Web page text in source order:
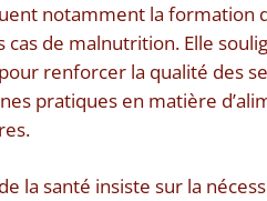
notamment la formation
cas de malnutrition. Elle
renforcer la qualité des
pratiques en matière
la santé insiste sur la